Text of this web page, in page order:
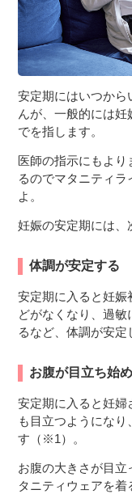
安定期にはいつか
んが、一般的には妊
でを指します。
医師の指示にもよ
るのでマタニティ
よ。
妊娠の安定期には、
体調が安定する
安定期に入ると妊娠
どがなくなり、過
るなど、体調が安定
お腹が目立ち始
安定期に入ると妊婦
も目立つようにな
す（※1）。
お腹の大きさが目
タニティウェアを着